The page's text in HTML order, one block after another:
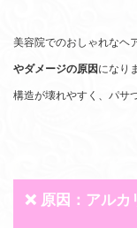
美容院でのおしゃれなヘ
やダメージの原因になり
構造が壊れやすく、パサ
❌ 原因：アル